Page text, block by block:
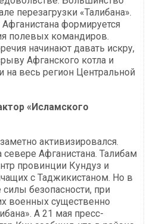
перезагрузки «Талибана».
формируется
полевых командиров.
начинают давать искру,
Афганского котла и
весь регион Центральной
«Исламского
активизировался.
севере Афганистана. Талибам
провинции Кундуз и
с Таджикистаном. Но в
силы безопасности, при
военных существенно
А 21 мая пресс-